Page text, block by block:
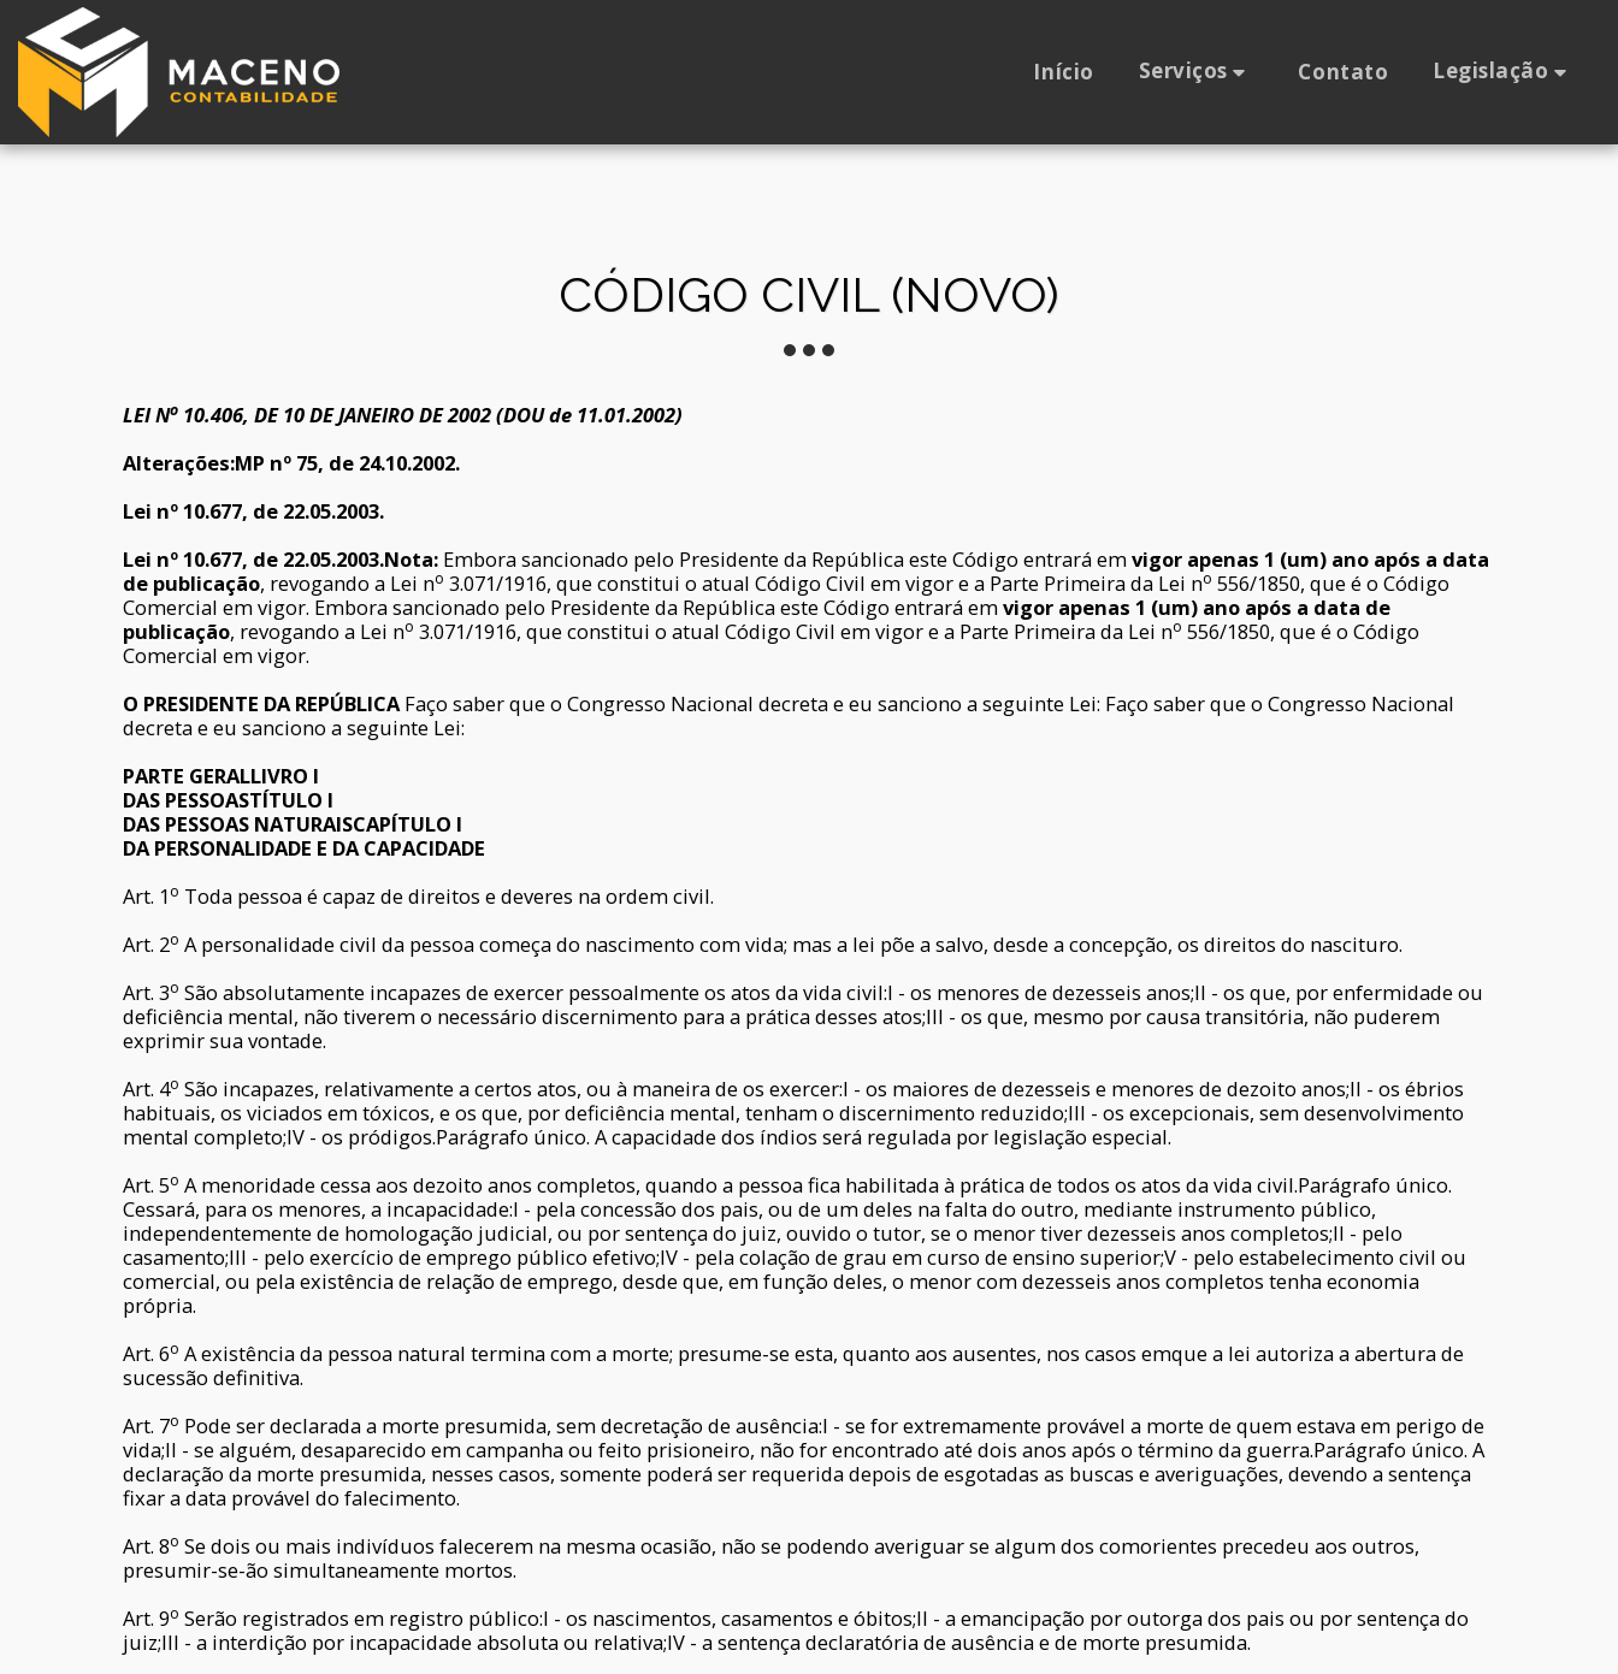
Início Serviços Contato Legislação
CÓDIGO CIVIL (NOVO)
LEI No 10.406, DE 10 DE JANEIRO DE 2002(DOU de 11.01.2002)
Alterações:MP nº 75, de 24.10.2002.
Lei nº 10.677, de 22.05.2003.
Lei nº 10.677, de 22.05.2003.Nota: Embora sancionado pelo Presidente da República este Código entrará emvigor apenas 1 (um) ano após a data
de publicação, revogando a Lei no 3.071/1916, que constitui o atual Código Civil em vigor e a Parte Primeira da Lei no 556/1850, que é o Código
Comercial em vigor. Embora sancionado pelo Presidente da República este Código entrará emvigor apenas 1 (um) ano após a data de
publicação, revogando a Lei no 3.071/1916, que constitui o atual Código Civil em vigor e a Parte Primeira da Lei no 556/1850, que é o Código
Comercial em vigor.
O PRESIDENTE DA REPÚBLICAFaço saber que o Congresso Nacional decreta e eu sanciono a seguinte Lei: Faço saber que o Congresso Nacional
decreta e eu sanciono a seguinte Lei:
PARTE GERALLIVRO I
DAS PESSOASTÍTULO I
DAS PESSOAS NATURAISCAPÍTULO I
DA PERSONALIDADE E DA CAPACIDADE
Art. 1o Toda pessoa é capaz de direitos e deveres na ordem civil.
Art. 2o A personalidade civil da pessoa começa do nascimento com vida; mas a lei põe a salvo, desde a concepção, os direitos do nascituro.
Art. 3o São absolutamente incapazes de exercer pessoalmente os atos da vida civil:I - os menores de dezesseis anos;II - os que, por enfermidade ou
deficiência mental, não tiverem o necessário discernimento para a prática desses atos;III - os que, mesmo por causa transitória, não puderem
exprimir sua vontade.
Art. 4o São incapazes, relativamente a certos atos, ou à maneira de os exercer:I - os maiores de dezesseis e menores de dezoito anos;II - os ébrios
habituais, os viciados em tóxicos, e os que, por deficiência mental, tenham o discernimento reduzido;III - os excepcionais, sem desenvolvimento
mental completo;IV - os pródigos.Parágrafo único. A capacidade dos índios será regulada por legislação especial.
Art. 5o A menoridade cessa aos dezoito anos completos, quando a pessoa fica habilitada à prática de todos os atos da vida civil.Parágrafo único.
Cessará, para os menores, a incapacidade:I - pela concessão dos pais, ou de um deles na falta do outro, mediante instrumento público,
independentemente de homologação judicial, ou por sentença do juiz, ouvido o tutor, se o menor tiver dezesseis anos completos;II - pelo
casamento;III - pelo exercício de emprego público efetivo;IV - pela colação de grau em curso de ensino superior;V - pelo estabelecimento civil ou
comercial, ou pela existência de relação de emprego, desde que, em função deles, o menor com dezesseis anos completos tenha economia
própria.
Art. 6o A existência da pessoa natural termina com a morte; presume-se esta, quanto aos ausentes, nos casos emque a lei autoriza a abertura de
sucessão definitiva.
Art. 7o Pode ser declarada a morte presumida, sem decretação de ausência:I - se for extremamente provável a morte de quem estava em perigo de
vida;II - se alguém, desaparecido em campanha ou feito prisioneiro, não for encontrado até dois anos após o término da guerra.Parágrafo único. A
declaração da morte presumida, nesses casos, somente poderá ser requerida depois de esgotadas as buscas e averiguações, devendo a sentença
fixar a data provável do falecimento.
Art. 8o Se dois ou mais indivíduos falecerem na mesma ocasião, não se podendo averiguar se algum dos comorientes precedeu aos outros,
presumir-se-ão simultaneamente mortos.
Art. 9o Serão registrados em registro público:I - os nascimentos, casamentos e óbitos;II - a emancipação por outorga dos pais ou por sentença do
juiz;III - a interdição por incapacidade absoluta ou relativa;IV - a sentença declaratória de ausência e de morte presumida.